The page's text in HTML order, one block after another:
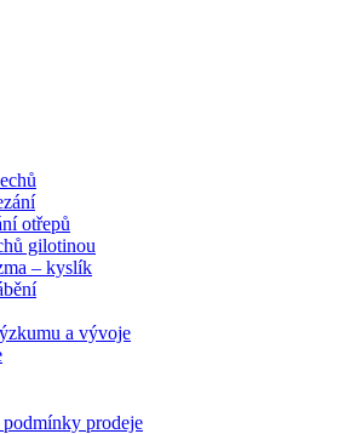
otřepů
gilotinou
– kyslík
a vývoje
podmínky prodeje